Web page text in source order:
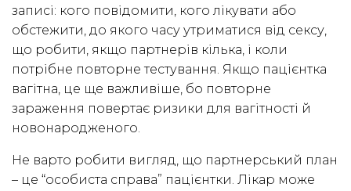
записі: кого повідомити, кого лікувати або
обстежити, до якого часу утриматися від сексу,
що робити, якщо партнерів кілька, і коли
потрібне повторне тестування. Якщо пацієнтка
вагітна, це ще важливіше, бо повторне
зараження повертає ризики для вагітності й
новонародженого.
Не варто робити вигляд, що партнерський план
– це “особиста справа” пацієнтки. Лікар може